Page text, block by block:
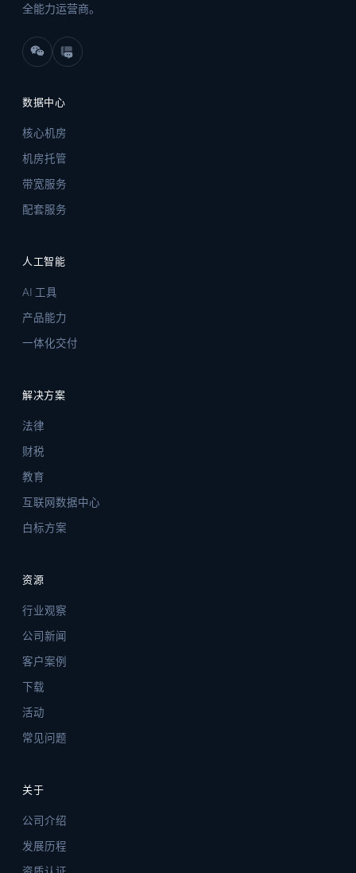
全能力运营商。
数据中心
核心机房
机房托管
带宽服务
配套服务
人工智能
AI 工具
产品能力
一体化交付
解决方案
法律
财税
教育
互联网数据中心
白标方案
资源
行业观察
公司新闻
客户案例
下载
活动
常见问题
关于
公司介绍
发展历程